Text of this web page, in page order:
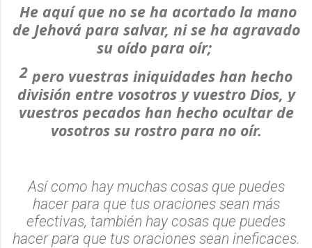
He aquí que no se ha acortado la mano
de Jehová para salvar, ni se ha agravado
su oído para oír;
2 pero vuestras iniquidades han hecho
división entre vosotros y vuestro Dios, y
vuestros pecados han hecho ocultar de
vosotros su rostro para no oír.
Así como hay muchas cosas que puedes
hacer para que tus oraciones sean más
efectivas, también hay cosas que puedes
hacer para que tus oraciones sean ineficaces.